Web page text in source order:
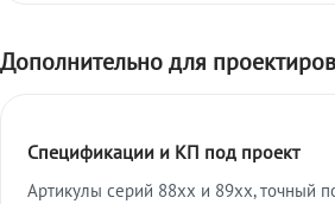
Дополнительно для
Спецификации и КП под проект
Артикулы серий 88xx и 89xx, точный